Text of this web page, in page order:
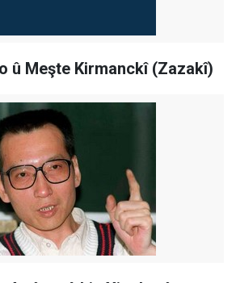
û Meşte Kirmanckî (Zazakî)